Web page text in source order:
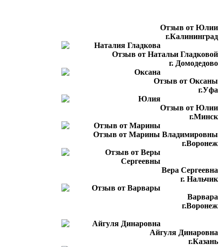
Отзыв от Юлии
г.Калининград
Отзыв от Натальи Гладковой
г. Домодедово
Отзыв от Оксаны
г.Уфа
Отзыв от Юлии
г.Минск
Отзыв от Марины Владимировны
г.Воронеж
Вера Сергеевна
г. Нальчик
Варвара
г.Воронеж
Айгуля Динаровна
г.Казань